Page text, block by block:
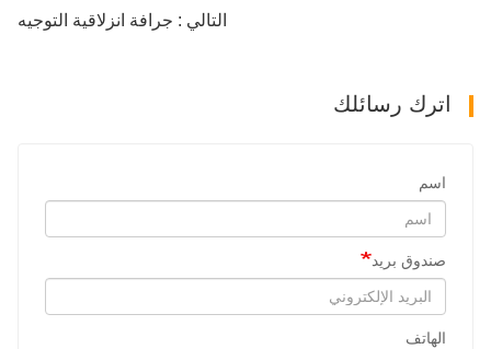
التالي : جرافة انزلاقية التوجيه
اترك رسائلك
اسم
صندوق بريد
الهاتف